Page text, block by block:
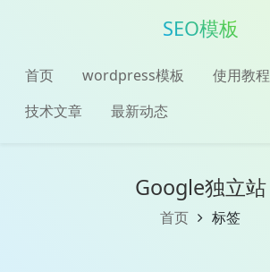
SEO模板
首页 wordpress模板 使用教程
技术文章
最新动态
Google独立站
首页 标签